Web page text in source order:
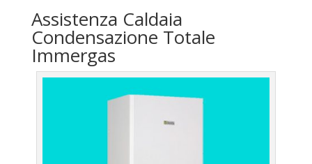
Assistenza Caldaia
Condensazione Totale
Immergas